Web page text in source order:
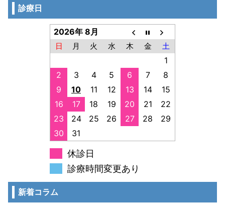
診療日
2026年 8月
日 月 火 水 木 金 土
1
2
3 4 5 6 7
8
9
10 11 12 13 14
15
16
17 18 19 20 21
22
23
24 25 26 27 28
29
30
31
休診日
診療時間変更あり
新着コラム